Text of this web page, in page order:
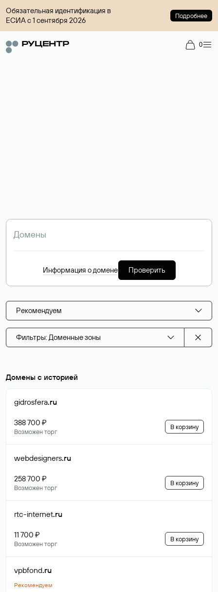
Обязательная идентификация в
ЕСИА с 1 сентября 2026
Подробнее
0
Информация о домене Проверить
Рекомендуем
Фильтры: Доменные зоны
Домены с историей
gidrosfera.ru
388 700 ₽
Возможен торг
В корзину
webdesigners.ru
258 700 ₽
Возможен торг
В корзину
rtc-internet.ru
11 700 ₽
Возможен торг
В корзину
vpbfond.ru
Рекомендуем